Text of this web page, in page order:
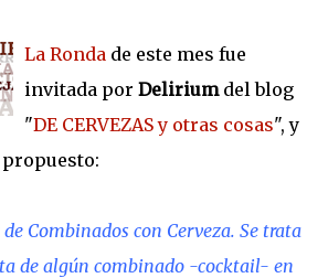
La Ronda de este mes fue
invitada por Deliriumdel blog
"DE CERVEZAS y otras cosas", y
propuesto:
Combinados con Cerveza. Se trata
de algún combinado -cocktail- en